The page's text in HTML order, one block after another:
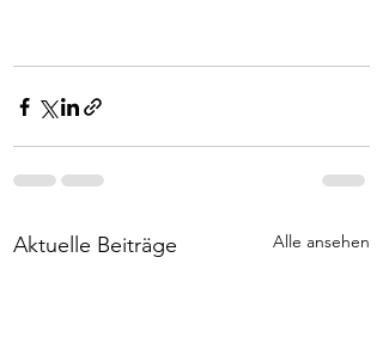
Aktuelle Beiträge Alle ansehen